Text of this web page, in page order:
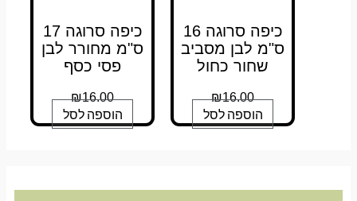
כיפה סרוגה 16
ס"מ לבן מסביב
שחור כחול
₪16.00
הוספה לסל
כיפה סרוגה 17
ס"מ מחורר לבן
פסי כסף
₪16.00
הוספה לסל